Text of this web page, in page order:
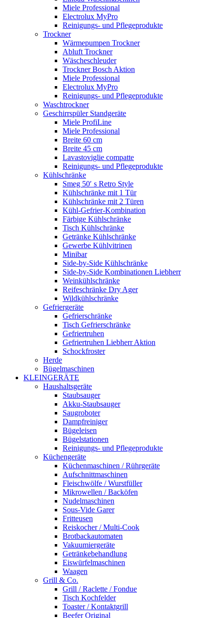
Miele Professional
Electrolux MyPro
Reinigungs- und Pflegeprodukte
Trockner
Wärmepumpen Trockner
Abluft Trockner
Wäscheschleuder
Trockner Bosch Aktion
Miele Professional
Electrolux MyPro
Reinigungs- und Pflegeprodukte
Waschtrockner
Geschirrspüler Standgeräte
Miele ProfiLine
Miele Professional
Breite 60 cm
Breite 45 cm
Lavastoviglie compatte
Reinigungs- und Pflegeprodukte
Kühlschränke
Smeg 50′ s Retro Style
Kühlschränke mit 1 Tür
Kühlschränke mit 2 Türen
Kühl-Gefrier-Kombination
Färbige Kühlschränke
Tisch Kühlschränke
Getränke Kühlschränke
Gewerbe Kühlvitrinen
Minibar
Side-by-Side Kühlschränke
Side-by-Side Kombinationen Liebherr
Weinkühlschränke
Reifeschränke Dry Ager
Wildkühlschränke
Gefriergeräte
Gefrierschränke
Tisch Gefrierschränke
Gefriertruhen
Gefriertruhen Liebherr Aktion
Schockfroster
Herde
Bügelmaschinen
KLEINGERÄTE
Haushaltsgeräte
Staubsauger
Akku-Staubsauger
Saugroboter
Dampfreiniger
Bügeleisen
Bügelstationen
Reinigungs- und Pflegeprodukte
Küchengeräte
Küchenmaschinen / Rührgeräte
Aufschnittmaschinen
Fleischwölfe / Wurstfüller
Mikrowellen / Backöfen
Nudelmaschinen
Sous-Vide Garer
Fritteusen
Reiskocher / Multi-Cook
Brotbackautomaten
Vakuumiergeräte
Getränkebehandlung
Eiswürfelmaschinen
Waagen
Grill & Co.
Grill / Raclette / Fondue
Tisch Kochfelder
Toaster / Kontaktgrill
Beefer Original